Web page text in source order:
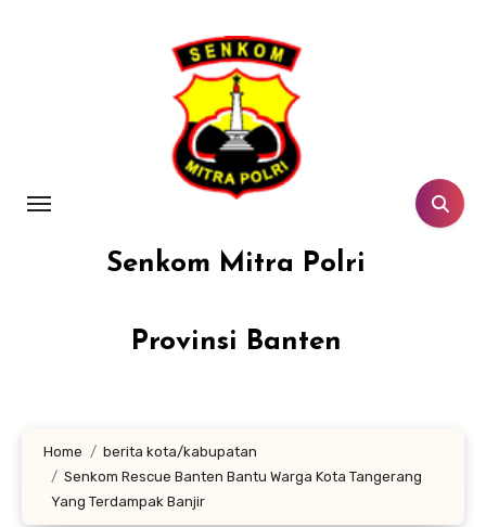
Senkom Mitra Polri
Provinsi Banten
Home
berita kota/kabupatan
Senkom Rescue Banten Bantu Warga Kota Tangerang
Yang Terdampak Banjir